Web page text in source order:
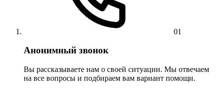
01
Анонимный звонок
Вы рассказываете нам о своей ситуации. Мы отвечаем
на все вопросы и подбираем вам вариант помощи.